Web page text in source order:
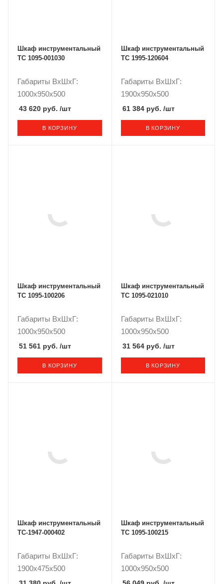
Шкаф инструментальный
ТС 1095-001030
Габариты ВxШxГ:
1000x950x500
43 620 руб. /шт
В КОРЗИНУ
Шкаф инструментальный
ТС 1995-120604
Габариты ВxШxГ:
1900x950x500
61 384 руб. /шт
В КОРЗИНУ
Шкаф инструментальный
ТС 1095-100206
Габариты ВxШxГ:
1000x950x500
51 561 руб. /шт
В КОРЗИНУ
Шкаф инструментальный
ТС 1095-021010
Габариты ВxШxГ:
1000x950x500
31 564 руб. /шт
В КОРЗИНУ
Шкаф инструментальный
TC-1947-000402
Габариты ВxШxГ:
1900x475x500
Шкаф инструментальный
ТС 1095-100215
Габариты ВxШxГ:
1000x950x500